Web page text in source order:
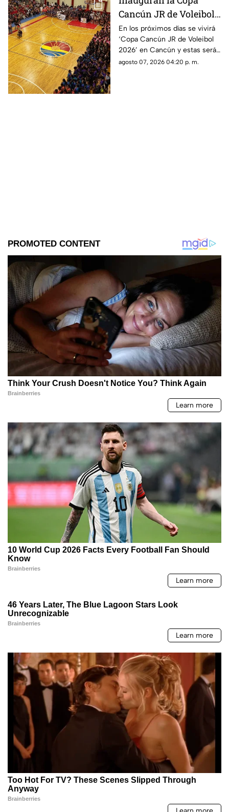
Cancún JR de Voleibol
2026 en Cancún; aquí
las fechas, categorías y
premios
En los próximos días se vivirá
‘Copa Cancún JR de Voleibol
2026’ en Cancún y estas serán
las fechas, las categorías y los
agosto 07, 2026 04:20 p. m.